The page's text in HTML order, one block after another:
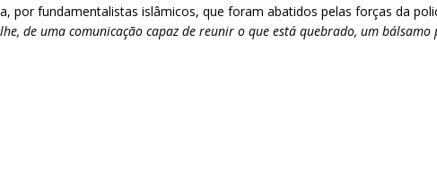
por fundamentalistas islâmicos, que foram abatidos pelas forças da
de uma comunicação capaz de reunir o que está quebrado, um